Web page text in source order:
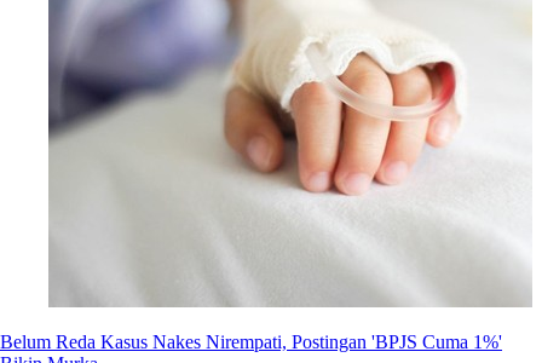
Belum Reda Kasus Nakes Nirempati, Postingan 'BPJS Cuma 1%'